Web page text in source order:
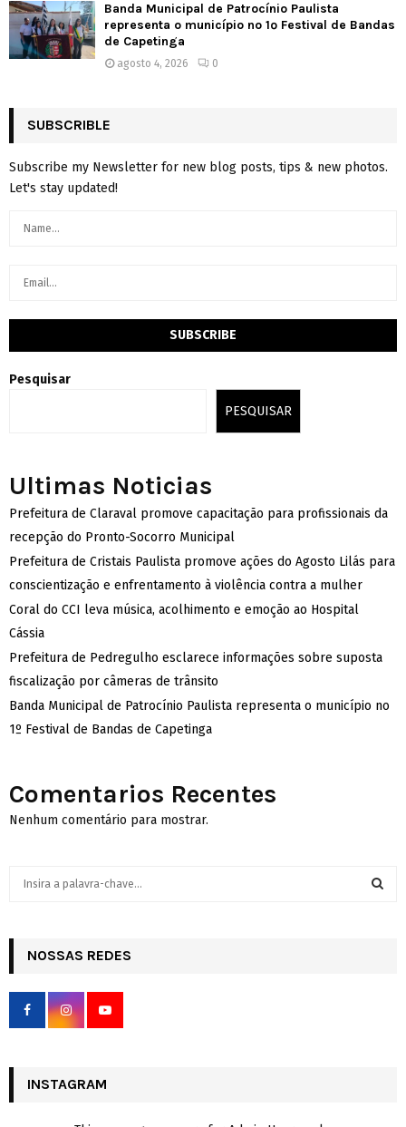
Banda Municipal de Patrocínio Paulista
representa o município no 1º Festival de Bandas
de Capetinga
agosto 4, 2026 0
SUBSCRIBLE
Subscribe my Newsletter for new blog posts, tips & new photos.
Let's stay updated!
Pesquisar
PESQUISAR
Ultimas Noticias
Prefeitura de Claraval promove capacitação para profissionais da
recepção do Pronto-Socorro Municipal
Prefeitura de Cristais Paulista promove ações do Agosto Lilás para
conscientização e enfrentamento à violência contra a mulher
Coral do CCI leva música, acolhimento e emoção ao Hospital
Cássia
Prefeitura de Pedregulho esclarece informações sobre suposta
fiscalização por câmeras de trânsito
Banda Municipal de Patrocínio Paulista representa o município no
1º Festival de Bandas de Capetinga
Comentarios Recentes
Nenhum comentário para mostrar.
h
f
r
NOSSAS REDES
INSTAGRAM